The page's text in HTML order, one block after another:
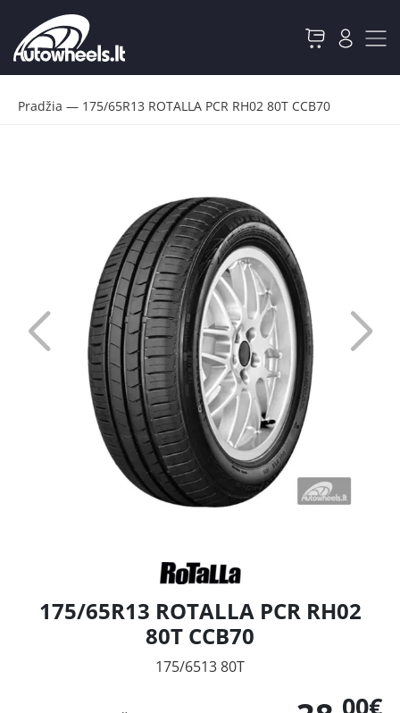
Pradžia — 175/65R13 ROTALLA PCR RH02 80T CCB70
175/65R13 ROTALLA PCR RH02
80T CCB70
175/6513 80T
00€